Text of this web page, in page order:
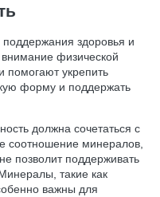
здоровья и
физической
помогают укрепить
форму и поддержать
должна сочетаться с
соотношение минералов,
позволит поддерживать
такие как
важны для